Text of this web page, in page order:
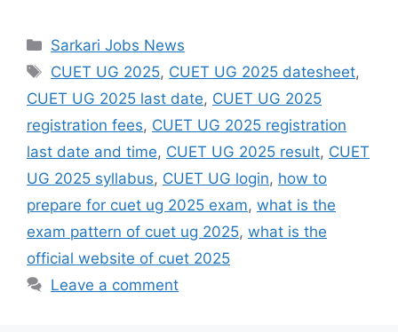
Categories
Sarkari Jobs News
Tags
CUET UG 2025, CUET UG 2025 datesheet,
CUET UG 2025 last date, CUET UG 2025
registration fees, CUET UG 2025 registration
last date and time, CUET UG 2025 result, CUET
UG 2025 syllabus, CUET UG login, how to
prepare for cuet ug 2025 exam, what is the
exam pattern of cuet ug 2025, what is the
official website of cuet 2025
Leave a comment